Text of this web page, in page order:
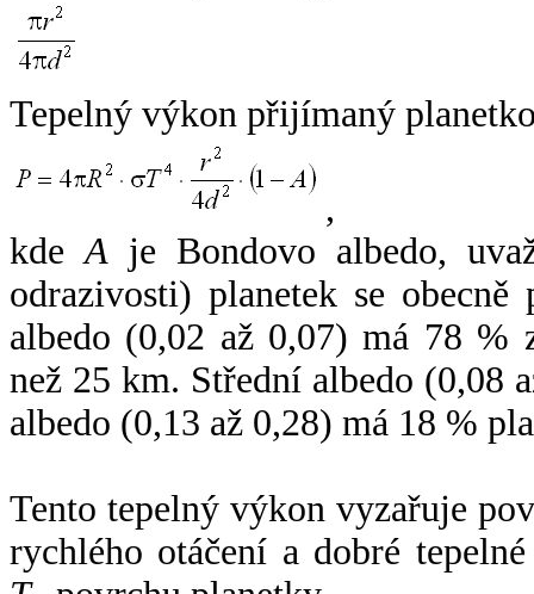
Tepelný výkon přijímaný
,
kdeA je Bondovo albedo,
odrazivosti) planetek se
albedo (0,02 až 0,07) má 78 %
než 25 km. Střední albedo (0,08
albedo (0,13 až 0,28) má 18 %
Tento tepelný výkon vyzařuje
rychlého otáčení a dobré